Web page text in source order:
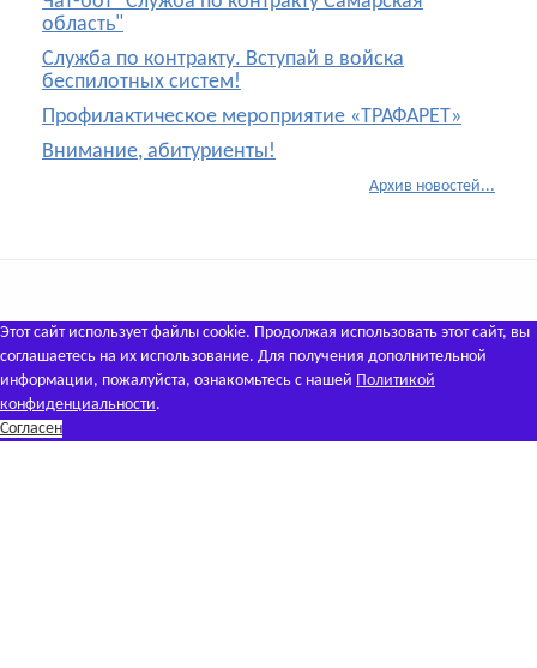
область"
Служба по контракту. Вступай в войска
беспилотных систем!
Профилактическое мероприятие «ТРАФАРЕТ»
Внимание, абитуриенты!
Архив новостей...
Этот сайт использует файлы cookie. Продолжая использовать этот сайт, вы
соглашаетесь на их использование. Для получения дополнительной
информации, пожалуйста, ознакомьтесь с нашей Политикой
конфиденциальности.
Согласен